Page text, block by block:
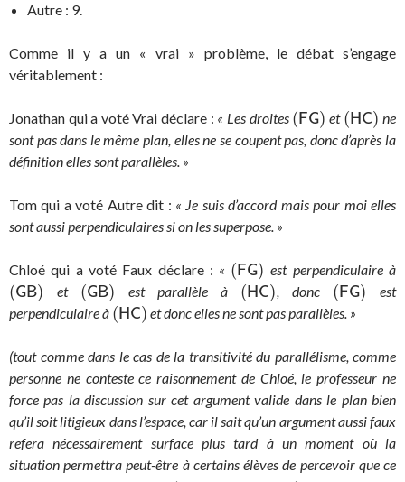
Autre : 9.
Comme il y a un « vrai » problème, le débat s’engage
véritablement :
Jonathan qui a voté Vrai déclare : « Les droites (FG)
( FG) et (HC)
( H C) ne
sont pas dans le même plan, elles ne se coupent pas, donc d’après la
définition elles sont parallèles. »
Tom qui a voté Autre dit : « Je suis d’accord mais pour moi elles
sont aussi perpendiculaires si on les superpose. »
Chloé qui a voté Faux déclare : « (FG)
( FG) est perpendiculaire à
(GB)
(GB) et (GB)
(GB) est parallèle à (HC)
( H C) , donc (FG)
( FG)
est
perpendiculaire à (HC)
( H C) et donc elles ne sont pas parallèles. »
(tout comme dans le cas de la transitivité du parallélisme, comme
personne ne conteste ce raisonnement de Chloé, le professeur ne
force pas la discussion sur cet argument valide dans le plan bien
qu’il soit litigieux dans l’espace, car il sait qu’un argument aussi faux
refera nécessairement surface plus tard à un moment où la
situation permettra peut-être à certains élèves de percevoir que ce